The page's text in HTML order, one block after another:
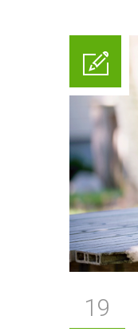
19